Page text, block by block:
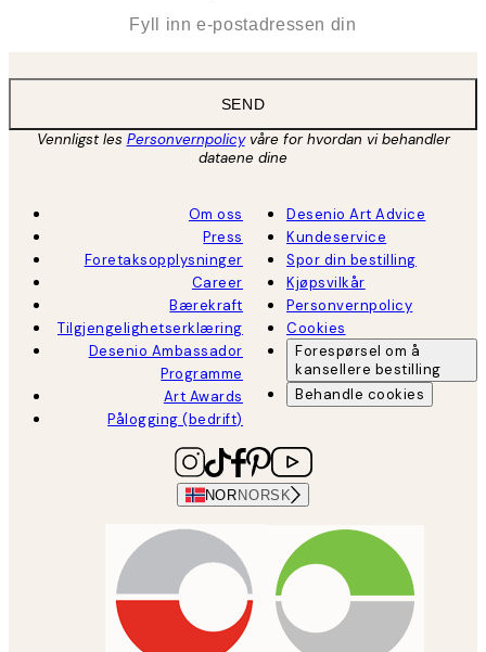
SEND
Vennligst les Personvernpolicyvåre for hvordan vi behandler
dataene dine
Om oss
Press
Foretaksopplysninger
Career
Bærekraft
Tilgjengelighetserklæring
Desenio Ambassador
Programme
Art Awards
Pålogging (bedrift)
Desenio Art Advice
Kundeservice
Spor din bestilling
Kjøpsvilkår
Personvernpolicy
Cookies
Forespørsel om å
kansellere bestilling
Behandle cookies
NOR NORSK